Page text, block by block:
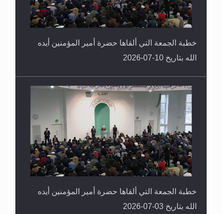
خطبة الجمعة التي ألقاها حضرة أمير المؤمنين أيده
الله بتاريخ 10-07-2026
خطبة الجمعة التي ألقاها حضرة أمير المؤمنين أيده
الله بتاريخ 03-07-2026